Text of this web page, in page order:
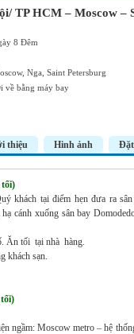
TP HCM – Moscow –
8 Đêm
Nga, Saint Petersburg
về bằng máy bay
thiệu Hinh ảnh Đặt
khách tại điểm hẹn đưa ra
cánh xuống sân bay
Ăn tối tại nhà hàng.
khách sạn.
ngầm: Moscow metro – hệ